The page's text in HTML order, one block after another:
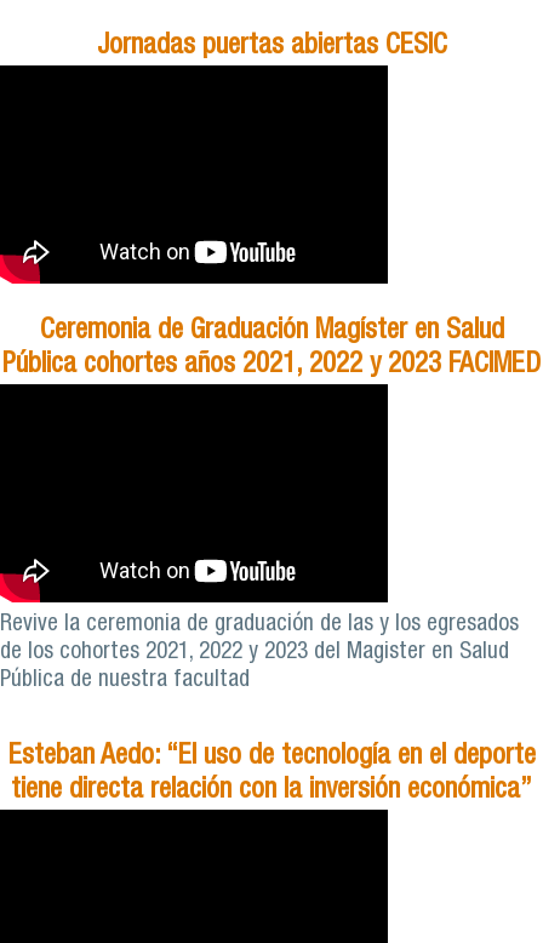
Jornadas puertas abiertas CESIC
Ceremonia de Graduación Magíster en Salud
Pública cohortes años 2021, 2022 y 2023 FACIMED
Revive la ceremonia de graduación de las y los egresados
de los cohortes 2021, 2022 y 2023 del Magister en Salud
Pública de nuestra facultad
Esteban Aedo: “El uso de tecnología en el deporte
tiene directa relación con la inversión económica”